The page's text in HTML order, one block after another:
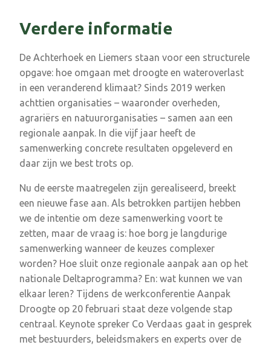
Verdere informatie
De Achterhoek en Liemers staan voor een structurele
opgave: hoe omgaan met droogte en wateroverlast
in een veranderend klimaat? Sinds 2019 werken
achttien organisaties – waaronder overheden,
agrariërs en natuurorganisaties – samen aan een
regionale aanpak. In die vijf jaar heeft de
samenwerking concrete resultaten opgeleverd en
daar zijn we best trots op.
Nu de eerste maatregelen zijn gerealiseerd, breekt
een nieuwe fase aan. Als betrokken partijen hebben
we de intentie om deze samenwerking voort te
zetten, maar de vraag is: hoe borg je langdurige
samenwerking wanneer de keuzes complexer
worden? Hoe sluit onze regionale aanpak aan op het
nationale Deltaprogramma? En: wat kunnen we van
elkaar leren? Tijdens de werkconferentie Aanpak
Droogte op 20 februari staat deze volgende stap
centraal. Keynote spreker Co Verdaas gaat in gesprek
met bestuurders, beleidsmakers en experts over de